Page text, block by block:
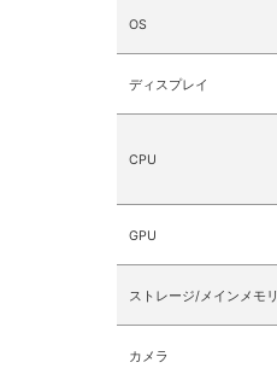
OS
ディスプレイ
CPU
GPU
ストレージ/メインメモリ
カメラ